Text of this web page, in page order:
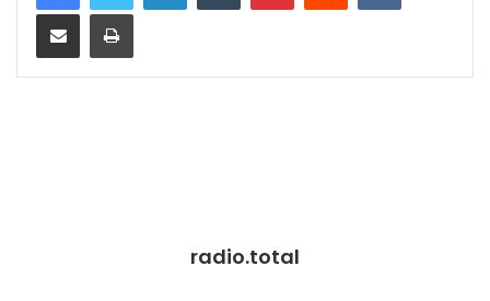
Distribuie prin mail Tipărește
radio.total